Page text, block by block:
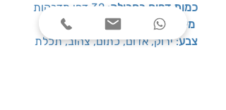
כמות דפים בחבילה: 32 דפי מדבקות
מידות מדבקה
: קוטר 16 מ''מ
צבע: ירוק, אדום, כתום, צהוב, תכלת